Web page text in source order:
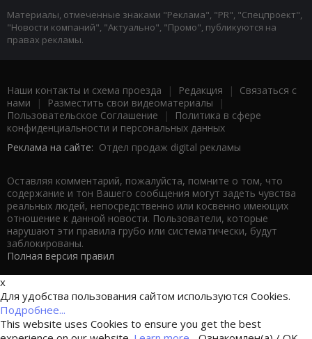
Материалы, отмеченные знаками "Реклама", "PR", "Спецпроект",
"Новости компаний", "Актуально", "Промо", публикуются на
правах рекламы.
Наши контакты и схема проезда | Редакция | Связаться с
нами | Разместить свои видеоматериалы |
Пользовательское Соглашение |
Политика в сфере
конфиденциальности и персональных данных
Реклама на сайте: Отдел продаж digital рекламы
Оставляя комментарий, пожалуйста, помните о том, что
содержание и тон Вашего сообщения могут задеть чувства
реальных людей, непосредственно или косвенно имеющих
отношение к данной новости. Пользователи, которые
нарушают эти правила грубо или систематически, будут
заблокированы.
Полная версия правил
x
Для удобства пользования сайтом используются Cookies.
Подробнее...
This website uses Cookies to ensure you get the best